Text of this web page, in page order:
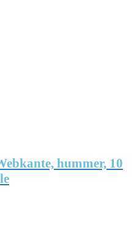
hummer, 10